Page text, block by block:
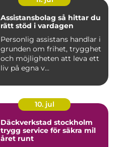
Assistansbolag så hittar du
rätt stöd i vardagen
Personlig assistans handlar i
grunden om frihet, trygghet
och möjligheten att leva ett
liv på egna v...
10. jul
Däckverkstad stockholm
trygg service för säkra mil
året runt